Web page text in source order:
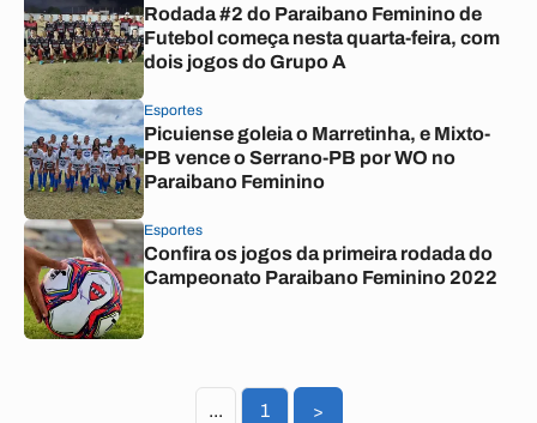
Rodada #2 do Paraibano Feminino de
Futebol começa nesta quarta-feira, com
dois jogos do Grupo A
Esportes
Picuiense goleia o Marretinha, e Mixto-
PB vence o Serrano-PB por WO no
Paraibano Feminino
Esportes
Confira os jogos da primeira rodada do
Campeonato Paraibano Feminino 2022
... 1 >